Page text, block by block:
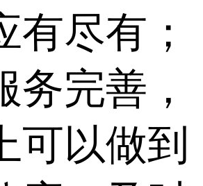
有尽有；
务完善，
可以做到